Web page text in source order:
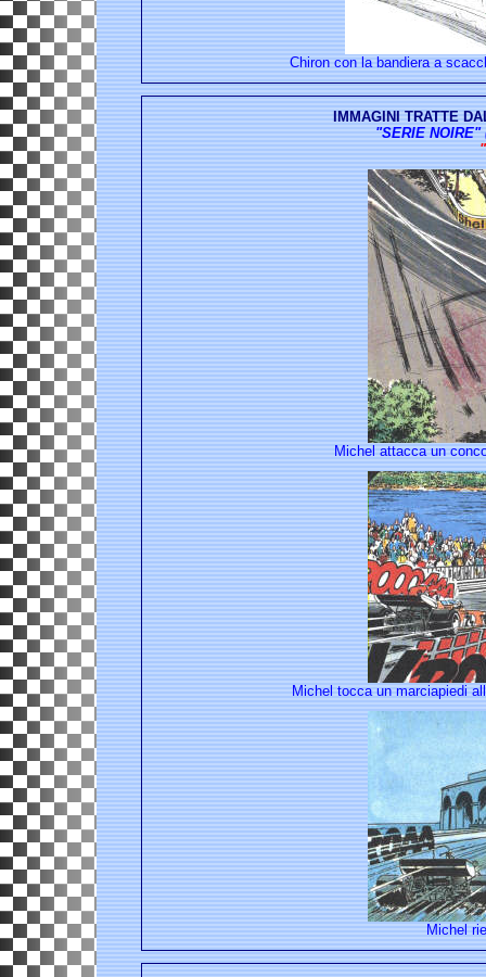
Chiron con la bandiera a
IMMAGINI TRATTE
"SERIE
Michel attacca un
Michel tocca un marciapiedi
Michel